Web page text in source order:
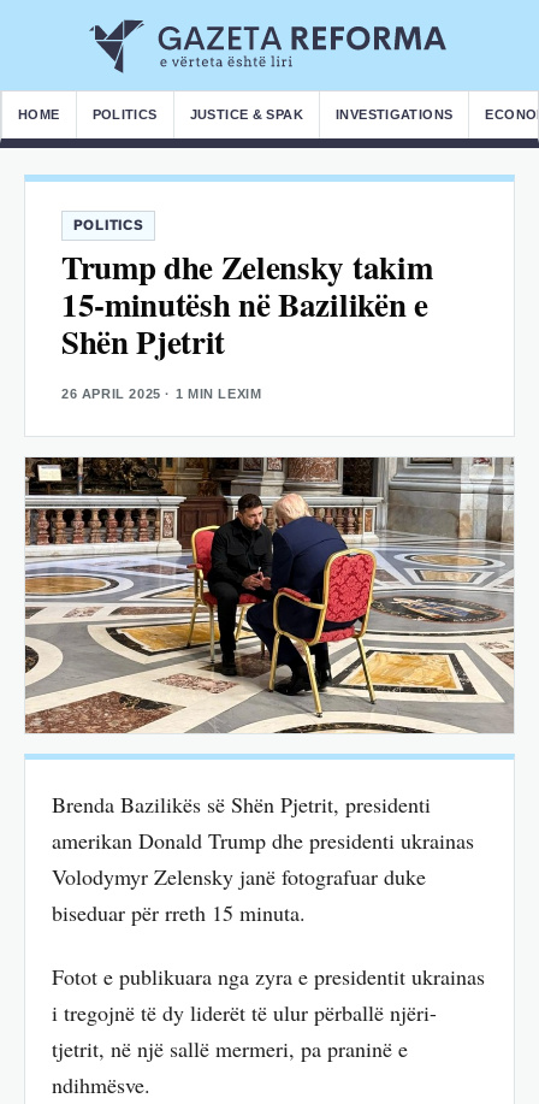
HOME POLITICS JUSTICE & SPAK INVESTIGATIONS
POLITICS
Trump dhe Zelensky takim
15-minutësh në Bazilikën e
Shën Pjetrit
26 APRIL 2025 · 1 MIN LEXIM
Brenda Bazilikës së Shën Pjetrit, presidenti
amerikan Donald Trump dhe presidenti ukrainas
Volodymyr Zelensky janë fotografuar duke
biseduar për rreth 15 minuta.
Fotot e publikuara nga zyra e presidentit ukrainas
i tregojnë të dy liderët të ulur përballë njëri-
tjetrit, në një sallë mermeri, pa praninë e
ndihmësve.